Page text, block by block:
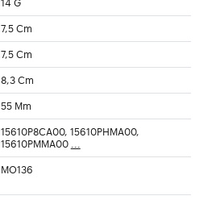
14 G
7,5 Cm
7,5 Cm
8,3 Cm
55 Mm
15610P8CA00, 15610PHMA00,
15610PMMA00 ...
MO136